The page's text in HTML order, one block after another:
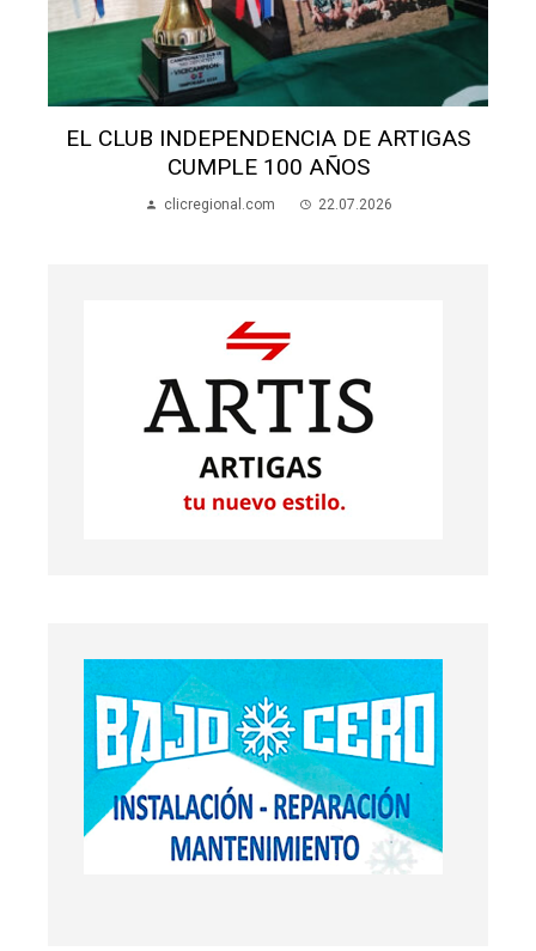
EL CLUB INDEPENDENCIA DE ARTIGAS
CUMPLE 100 AÑOS
clicregional.com 22.07.2026